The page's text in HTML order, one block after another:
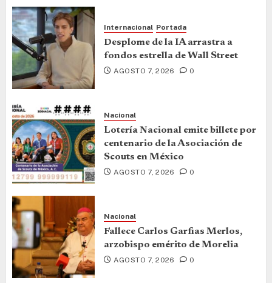
Internacional Portada
Desplome de la IA arrastra a
fondos estrella de Wall Street
AGOSTO 7, 2026 0
Nacional
Lotería Nacional emite billete por
centenario de la Asociación de
Scouts en México
AGOSTO 7, 2026 0
Nacional
Fallece Carlos Garfias Merlos,
arzobispo emérito de Morelia
AGOSTO 7, 2026 0